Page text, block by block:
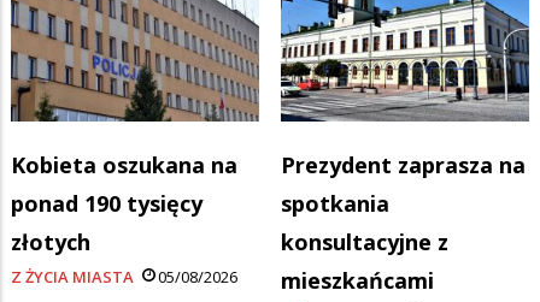
Kobieta oszukana na
ponad 190 tysięcy
złotych
Z ŻYCIA MIASTA 05/08/2026
Prezydent zaprasza na
spotkania
konsultacyjne z
mieszkańcami